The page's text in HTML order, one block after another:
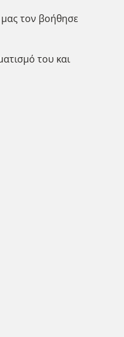
τον βοήθησε
του και